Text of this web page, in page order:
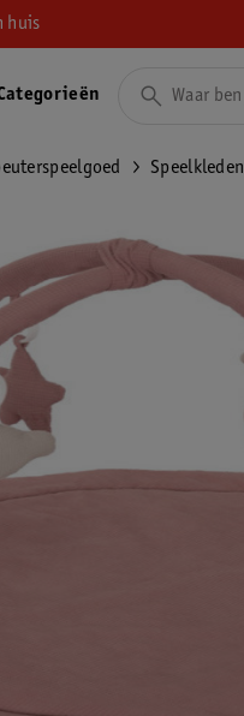
huis
Speelkleden